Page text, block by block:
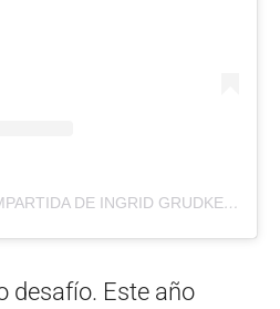
UNA PUBLICACIÓN COMPARTIDA DE INGRID GRUDKE (@INGRIDGRUDKE)
desafío. Este año